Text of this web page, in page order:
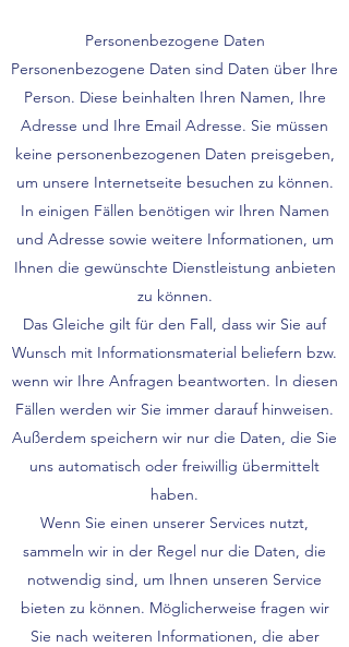
Personenbezogene Daten
Personenbezogene Daten sind Daten über Ihre
Person. Diese beinhalten Ihren Namen, Ihre
Adresse und Ihre Email Adresse. Sie müssen
keine personenbezogenen Daten preisgeben,
um unsere Internetseite besuchen zu können.
In einigen Fällen benötigen wir Ihren Namen
und Adresse sowie weitere Informationen, um
Ihnen die gewünschte Dienstleistung anbieten
zu können.
Das Gleiche gilt für den Fall, dass wir Sie auf
Wunsch mit Informationsmaterial beliefern bzw.
wenn wir Ihre Anfragen beantworten. In diesen
Fällen werden wir Sie immer darauf hinweisen.
Außerdem speichern wir nur die Daten, die Sie
uns automatisch oder freiwillig übermittelt
haben.
Wenn Sie einen unserer Services nutzt,
sammeln wir in der Regel nur die Daten, die
notwendig sind, um Ihnen unseren Service
bieten zu können. Möglicherweise fragen wir
Sie nach weiteren Informationen, die aber